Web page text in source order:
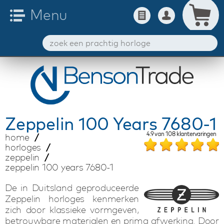
Zeppelin 100 Years 7680-1
home
horloges
zeppelin
zeppelin 100 years 7680-1
4.9van108klantervaringen
De in Duitsland geproduceerde
Zeppelin horloges kenmerken
zich door klassieke vormgeven,
betrouwbare materialen en prima afwerking. Door